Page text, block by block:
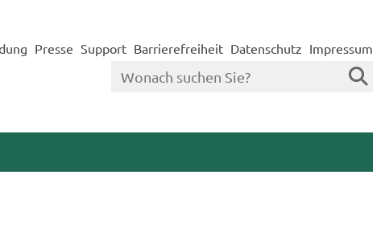
Presse Support Barrierefreiheit Datenschutz Impressum